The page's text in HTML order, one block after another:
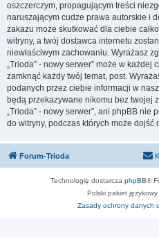
oszczerczym, propagującym treści
naruszającym cudze prawa autorskie i
zakazu może skutkować dla ciebie
witryny, a twój dostawca internetu
niewłaściwym zachowaniu. Wyrażasz
„Trioda” - nowy serwer” może w
zamknąć każdy twój temat, post.
podanych przez ciebie informacji w
będą przekazywane nikomu bez twojej
„Trioda” - nowy serwer”, ani phpBB
do witryny, podczas których może dojść
Forum-Trioda
Technologię dostarcza phpBB®
Polski pakiet
Zasady ochrony danych